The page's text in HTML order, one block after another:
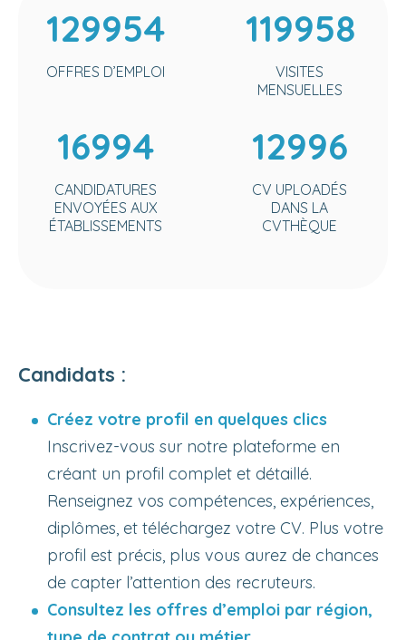
129954
OFFRES D’EMPLOI
119958
VISITES
MENSUELLES
16994
CANDIDATURES
ENVOYÉES AUX
ÉTABLISSEMENTS
12996
CV UPLOADÉS
DANS LA
CVTHÈQUE
Candidats :
Créez votre profil en quelques clics
Inscrivez-vous sur notre plateforme en
créant un profil complet et détaillé.
Renseignez vos compétences, expériences,
diplômes, et téléchargez votre CV. Plus votre
profil est précis, plus vous aurez de chances
de capter l’attention des recruteurs.
Consultez les offres d’emploi par région,